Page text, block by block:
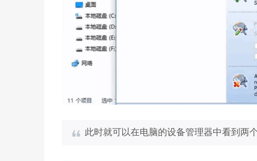
此时就可以在电脑的设备管理器中看到两